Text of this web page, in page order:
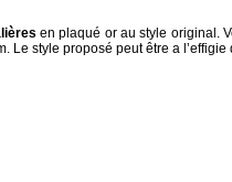
en plaqué or au style original.
Le style proposé peut être a